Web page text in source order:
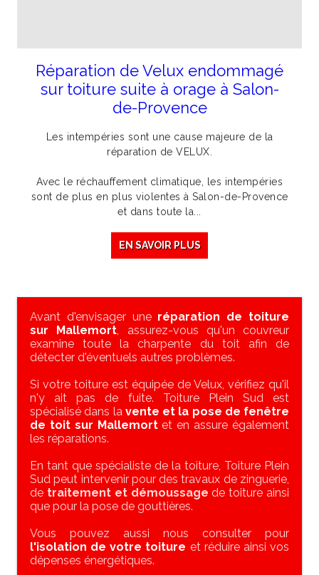
Réparation de Velux endommagé
sur toiture suite à orage à Salon-
de-Provence
Les intempéries sont une cause majeure de la
réparation de VELUX.
Avec le réchauffement climatique, les intempéries
sont de plus en plus violentes à Salon-de-Provence
et dans toute la...
EN SAVOIR PLUS
Avant d'envisager une réparation de toiture
sur Mallemort, assurez-vous qu'un couvreur
examine toute la charpente du toit afin de
détecter d'éventuels autres problèmes.
Si votre toiture est équipée de Velux, vérifiez qu'il
n'y ait pas de fuite. Toiture Plein Sud est
spécialisé dans la vente et la pose de fenêtre
de toit sur Mallemortet en assure également
les réparations.
En tant que spécialiste de la toiture, Toiture Plein
Sud peut intervenir pour des travaux de zinguerie,
de traitement et démoussage de toiture ainsi
que pour la pose de gouttières.
Vous pouvez aussi nous consulter pour
l'isolation de votre toiture et réduire ainsi vos
dépenses énergétiques.